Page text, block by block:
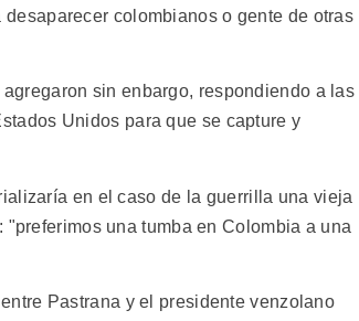
colombianos o gente de otras
sin enbargo, respondiendo a las
Unidos para que se capture y
en el caso de la guerrilla una vieja
una tumba en Colombia a una
Pastrana y el presidente venzolano